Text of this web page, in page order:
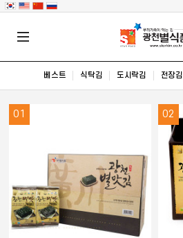
베스트 식탁김 도시락김 전장김
01 02